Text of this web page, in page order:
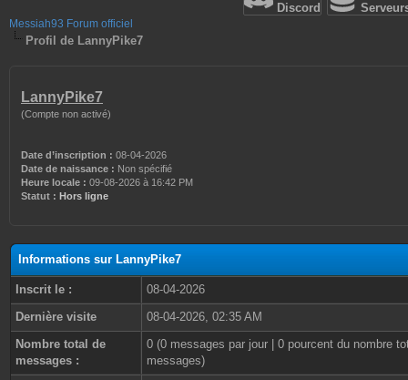
Discord
Messiah93 Forum officiel
Profil de LannyPike7
LannyPike7
(Compte non activé)
Date d’inscription : 08-04-2026
Date de naissance : Non spécifié
Heure locale : 09-08-2026 à 16:42 PM
Statut : Hors ligne
Informations sur LannyPike7
Inscrit le :
08-04-2026
Dernière visite
08-04-2026, 02:35 AM
Nombre total de
messages :
0 (0 messages par jour | 0 pourcent du nombre
messages)